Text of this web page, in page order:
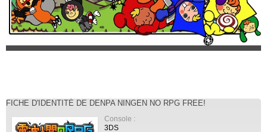
FICHE D'IDENTITÉ DE DENPA NINGEN NO RPG FREE!
Console :
3DS